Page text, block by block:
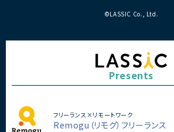
©LASSIC Co., Ltd.
Presents
フリーランス×リモートワーク
Remogu（リモグ）フリーランス